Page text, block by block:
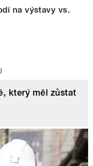
na výstavy vs.
který měl zůstat